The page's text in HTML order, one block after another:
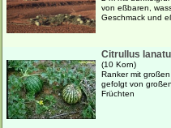
von eßbaren,
Geschmack und
Citrullus
(10 Korn)
Ranker mit
gefolgt von
Früchten